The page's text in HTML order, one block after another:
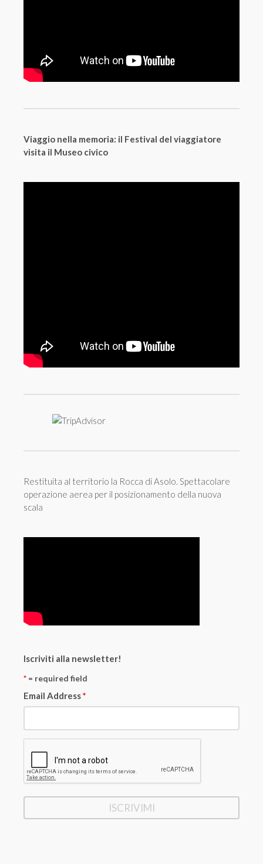
Viaggio nella memoria: il Festival del viaggiatore
visita il Museo civico
Restituita al territorio la Rocca di Asolo. Spettacolare
operazione aerea per il posizionamento della nuova
scala
Iscriviti alla newsletter!
* = required field
Email Address*